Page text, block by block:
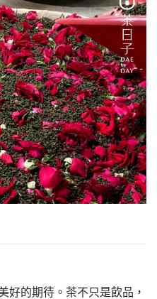
好的期待。茶不只是飲品，